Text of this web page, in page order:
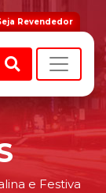
Revendedor
e Festiva